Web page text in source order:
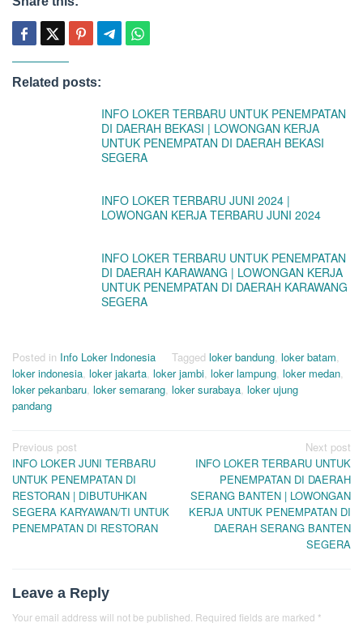
Related posts:
INFO LOKER TERBARU UNTUK PENEMPATAN
DI DAERAH BEKASI | LOWONGAN KERJA
UNTUK PENEMPATAN DI DAERAH BEKASI
SEGERA
INFO LOKER TERBARU JUNI 2024 |
LOWONGAN KERJA TERBARU JUNI 2024
INFO LOKER TERBARU UNTUK PENEMPATAN
DI DAERAH KARAWANG | LOWONGAN KERJA
UNTUK PENEMPATAN DI DAERAH KARAWANG
SEGERA
Posted in Info Loker Indonesia Tagged loker bandung, loker batam,
loker indonesia, loker jakarta, loker jambi, loker lampung, loker medan,
loker pekanbaru, loker semarang, loker surabaya, loker ujung
pandang
Post
navigation
Previous post
INFO LOKER JUNI TERBARU
UNTUK PENEMPATAN DI
RESTORAN | DIBUTUHKAN
SEGERA KARYAWAN/TI UNTUK
PENEMPATAN DI RESTORAN
Next post
INFO LOKER TERBARU UNTUK
PENEMPATAN DI DAERAH
SERANG BANTEN | LOWONGAN
KERJA UNTUK PENEMPATAN DI
DAERAH SERANG BANTEN
SEGERA
Leave a Reply
Your email address will not be published. Required fields are marked *